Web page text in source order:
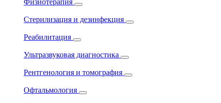
Физиотерапия
Стерилизация и дезинфекция
Реабилитация
Ультразвуковая диагностика
Рентгенология и томография
Офтальмология